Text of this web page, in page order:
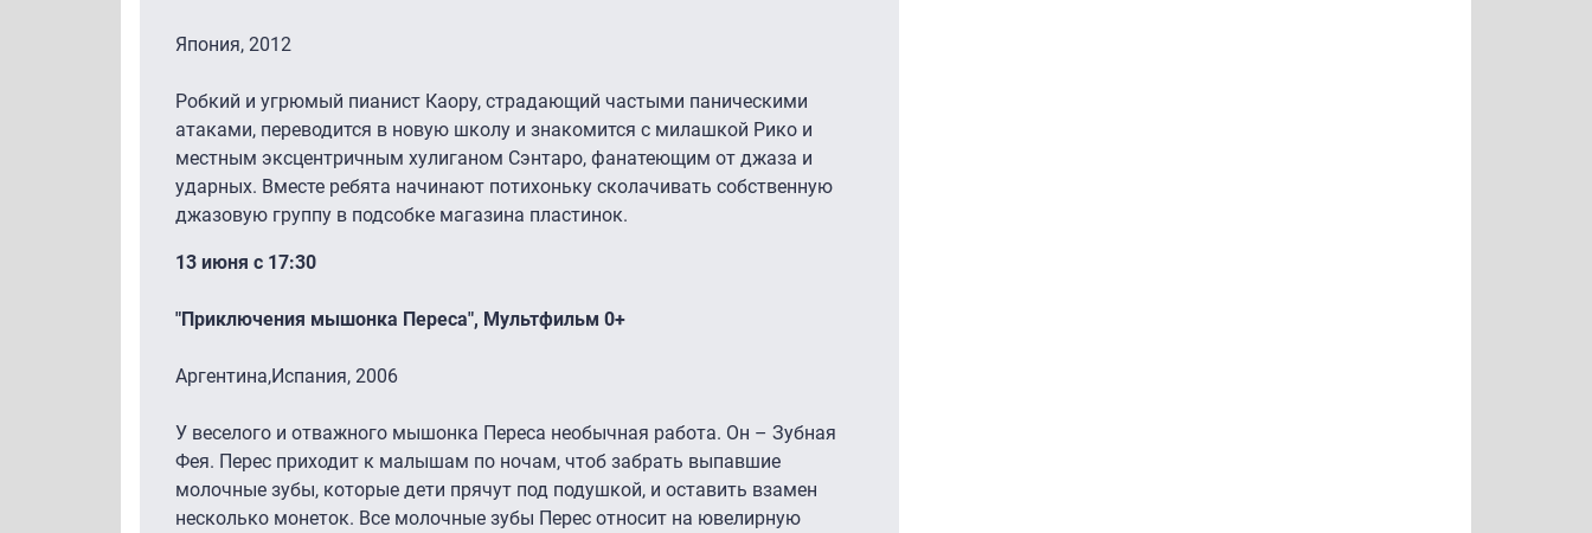
Япония, 2012
Робкий и угрюмый пианист Каору, страдающий частыми паническими
атаками, переводится в новую школу и знакомится с милашкой Рико и
местным эксцентричным хулиганом Сэнтаро, фанатеющим от джаза и
ударных. Вместе ребята начинают потихоньку сколачивать собственную
джазовую группу в подсобке магазина пластинок.
13 июня с 17:30
"Приключения мышонка Переса", Мультфильм 0+
Аргентина,Испания, 2006
У веселого и отважного мышонка Переса необычная работа. Он – Зубная
Фея. Перес приходит к малышам по ночам, чтоб забрать выпавшие
молочные зубы, которые дети прячут под подушкой, и оставить взамен
несколько монеток. Все молочные зубы Перес относит на ювелирную